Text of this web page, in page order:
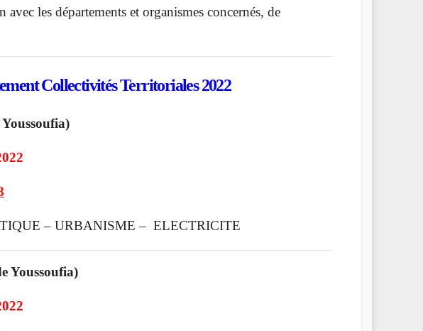
les départements et organismes concernés, de
Collectivités Territoriales2022
– URBANISME – ELECTRICITE
Youssoufia)